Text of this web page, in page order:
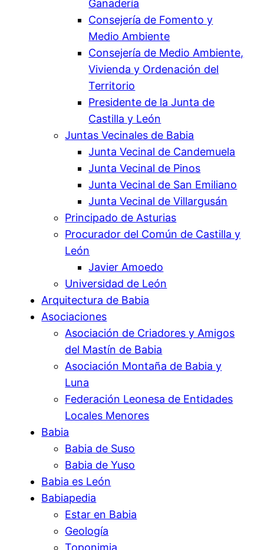
Ganadería
Consejería de Fomento y
Medio Ambiente
Consejería de Medio Ambiente,
Vivienda y Ordenación del
Territorio
Presidente de la Junta de
Castilla y León
Juntas Vecinales de Babia
Junta Vecinal de Candemuela
Junta Vecinal de Pinos
Junta Vecinal de San Emiliano
Junta Vecinal de Villargusán
Principado de Asturias
Procurador del Común de Castilla y
León
Javier Amoedo
Universidad de León
Arquitectura de Babia
Asociaciones
Asociación de Criadores y Amigos
del Mastín de Babia
Asociación Montaña de Babia y
Luna
Federación Leonesa de Entidades
Locales Menores
Babia
Babia de Suso
Babia de Yuso
Babia es León
Babiapedia
Estar en Babia
Geología
Toponimia